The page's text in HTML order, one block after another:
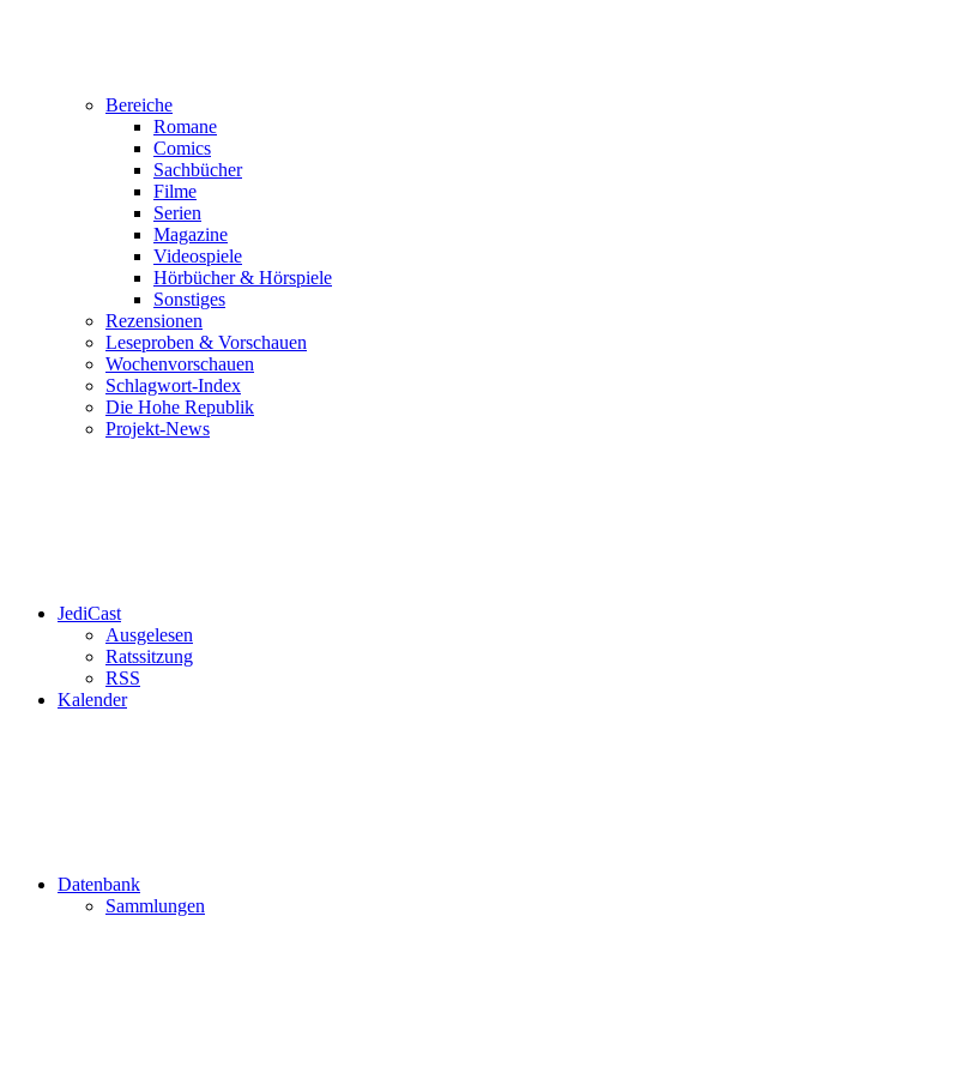
Bereiche
Romane
Comics
Sachbücher
Filme
Serien
Magazine
Videospiele
Hörbücher & Hörspiele
Sonstiges
Rezensionen
Leseproben & Vorschauen
Wochenvorschauen
Schlagwort-Index
Die Hohe Republik
Projekt-News
JediCast
Ausgelesen
Ratssitzung
RSS
Kalender
Datenbank
Sammlungen